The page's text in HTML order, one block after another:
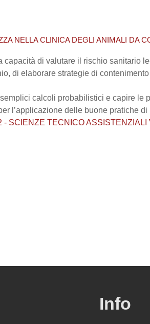
NELLA CLINICA DEGLI ANIMALI DA
capacità di valutare il rischio sanitario
di elaborare strategie di
calcoli probabilistici e capire le
l’applicazione delle buone pratiche
- SCIENZE TECNICO
Info